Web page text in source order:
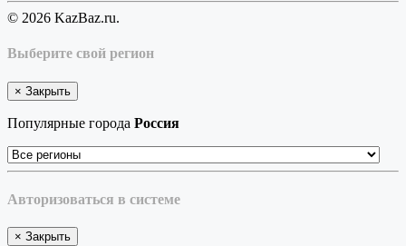
© 2026 KazBaz.ru.
Выберите свой регион
× Закрыть
Популярные города Россия
Авторизоваться в системе
× Закрыть